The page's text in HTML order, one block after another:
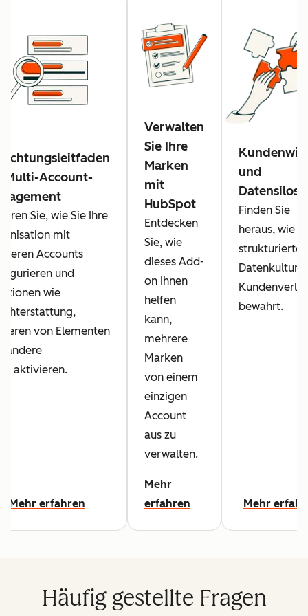
Multi-Account-
Sie, wie Sie Ihre
mit
Accounts
und
wie
von Elementen
andere
aktivieren.
Mehr erfahren
Verwalten
Sie Ihre
Marken
mit
HubSpot
Entdecken
Sie, wie
dieses Add-
on Ihnen
helfen
kann,
mehrere
Marken
von einem
einzigen
Account
aus zu
verwalten.
Mehr
erfahren
und
Datensilos
Finden Sie
heraus, wie
strukturierte
Datenkultur
bewahrt.
Mehr
Häufig gestellte Fragen